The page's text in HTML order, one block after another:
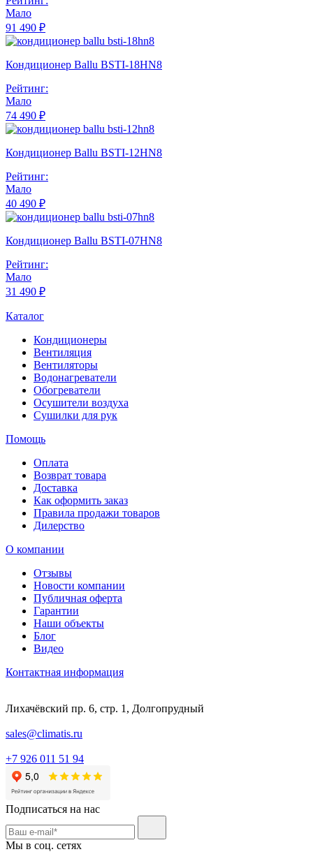
Мало
91 490 ₽
Кондиционер Ballu BSTI-18HN8
Рейтинг:
Мало
74 490 ₽
Кондиционер Ballu BSTI-12HN8
Рейтинг:
Мало
40 490 ₽
Кондиционер Ballu BSTI-07HN8
Рейтинг:
Мало
31 490 ₽
Каталог
Кондиционеры
Вентиляция
Вентиляторы
Водонагреватели
Обогреватели
Осушители воздуха
Сушилки для рук
Помощь
Оплата
Возврат товара
Доставка
Как оформить заказ
Правила продажи товаров
Дилерство
О компании
Отзывы
Новости компании
Публичная оферта
Гарантии
Наши объекты
Блог
Видео
Контактная информация
Лихачёвский пр. 6, стр. 1, Долгопрудный
sales@climatis.ru
+7 926 011 51 94
Подписаться на нас
Мы в соц. сетях